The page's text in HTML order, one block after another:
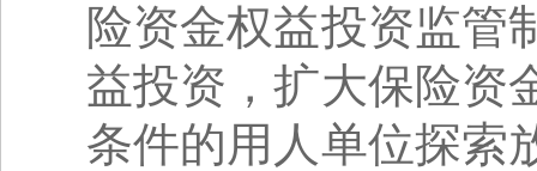
险资金权益投资监管
益投资，扩大保险资
条件的用人单位探索